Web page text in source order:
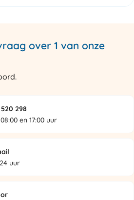
over 1 van onze
298
en 17:00 uur
uur